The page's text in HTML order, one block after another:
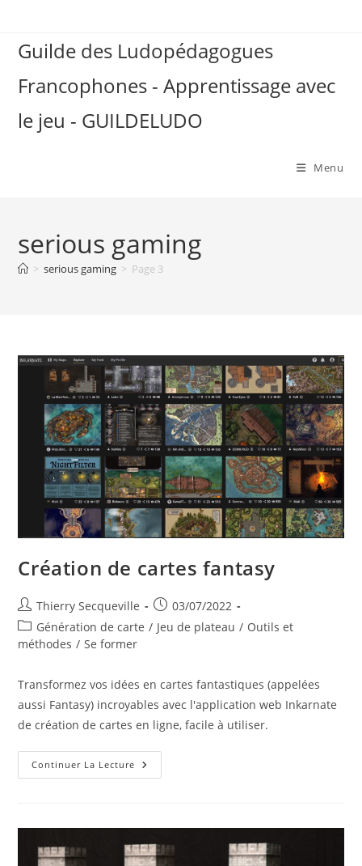
contentGuilde des Ludopédagogues
Francophones - Apprentissage avec
le jeu - GUILDELUDO
Menu
serious gaming
> serious gaming > Page 3
Création de cartes fantasy
Auteur/autrice
de
la
Thierry Secqueville
Publication
publiée :
03/07/2022
Post
category:
Génération de carte / Jeu de plateau / Outils et
méthodes / Se former
Transformez vos idées en cartes fantastiques (appelées
aussi Fantasy) incroyables avec l'application web Inkarnate
de création de cartes en ligne, facile à utiliser.
Continuer La Lecture Création
De